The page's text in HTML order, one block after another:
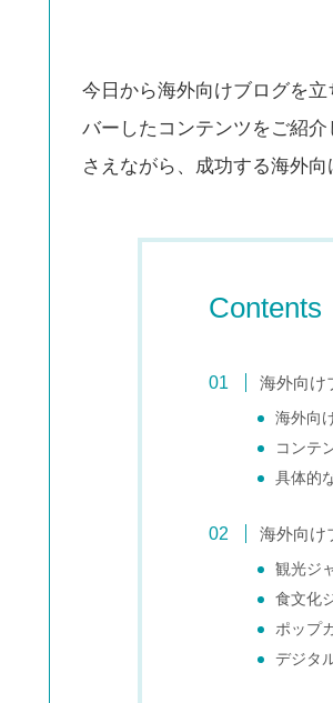
今日から海外向けブログを
バーしたコンテンツをご紹
さえながら、成功する海外
Contents
海外向け
海外向
コンテ
具体的
海外向け
観光ジ
食文化
ポップ
デジタ